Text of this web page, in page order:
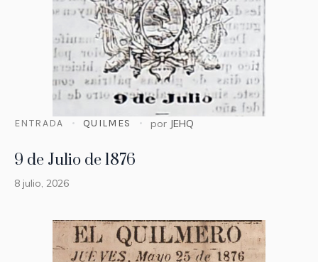
ENTRADA QUILMES por JEHQ
9 de Julio de 1876
8 julio, 2026